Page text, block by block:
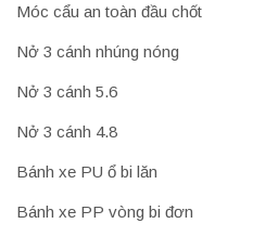
Móc cẩu an toàn đầu chốt
Nở 3 cánh nhúng nóng
Nở 3 cánh 5.6
Nở 3 cánh 4.8
Bánh xe PU ổ bi lăn
Bánh xe PP vòng bi đơn